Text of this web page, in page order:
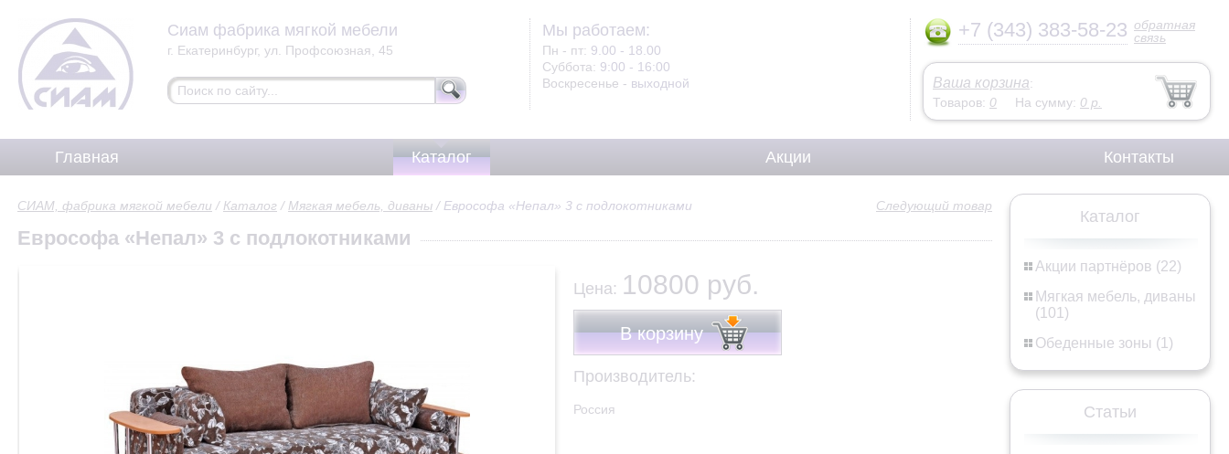
Сиам фабрика мягкой мебели
г. Екатеринбург, ул. Профсоюзная, 45
Мы работаем:
Пн - пт: 9.00 - 18.00
Суббота: 9:00 - 16:00
Воскресенье - выходной
+7 (343) 383-58-23 обратная
связь
Ваша корзина:
Товаров: 0 На сумму: 0 р.
Главная Каталог Акции Контакты
Каталог
Акции партнёров (22)
Мягкая мебель, диваны
(101)
Обеденные зоны (1)
Статьи
Следующий товар
СИАМ, фабрика мягкой мебели / Каталог / Мягкая мебель, диваны / Еврософа «Непал» 3 с подлокотниками
Еврософа «Непал» 3 с подлокотниками
Цена: 10800 руб.
В корзину
Производитель:
Россия